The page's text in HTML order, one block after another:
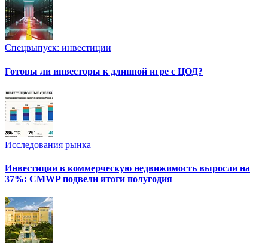
Спецвыпуск: инвестиции
Готовы ли инвесторы к длинной игре с ЦОД?
Исследования рынка
Инвестиции в коммерческую недвижимость выросли на
37%: CMWP подвели итоги полугодия